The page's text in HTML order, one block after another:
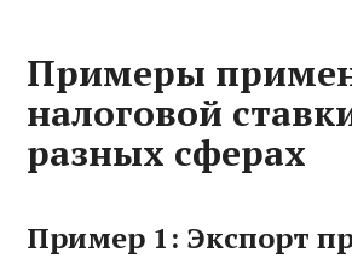
Примеры
налоговой
разных сферах
Пример 1: Экспорт